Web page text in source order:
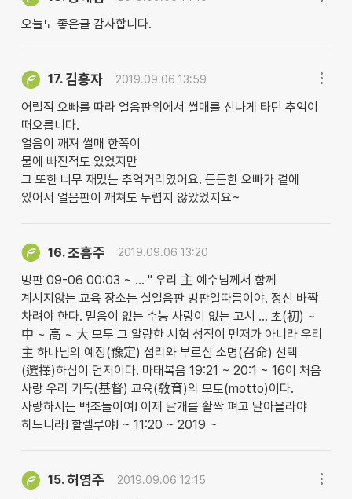
오늘도 좋은글 감사합니다.
17.김홍자 2019.09.06 13:59
어릴적 오빠를 따라 얼음판위에서 썰매를 신나게 타던 추억이
떠오릅니다.
얼음이 깨져 썰매 한쪽이
물에 빠진적도 있었지만
그 또한 너무 재밌는 추억거리였어요. 든든한 오빠가 곁에
있어서 얼음판이 깨쳐도 두렵지 않았었지요~
16.조흥주 2019.09.06 13:20
빙판 09-06 00:03 ~ … " 우리 主 예수님께서 함께
계시지않는 교육 장소는 살얼음판 빙판일따름이야. 정신 바짝
차려야 한다. 믿음이 없는 수능 사랑이 없는 고시 … 초(初) ~
中 ~ 高 ~ 大 모두 그 알량한 시험 성적이 먼저가 아니라 우리
主 하나님의 예정(豫定) 섭리와 부르심 소명(召命) 선택
(選擇)하심이 먼저이다. 마태복음 19:21 ~ 20:1 ~ 16이 처음
사랑 우리 기독(基督) 교육(敎育)의 모토(motto)이다.
사랑하시는 백조들이여! 이제 날개를 활짝 펴고 날아올라야
하느니라! 할렐루야! ~ 11:20 ~ 2019 ~
15.허영주 2019.09.06 12:15